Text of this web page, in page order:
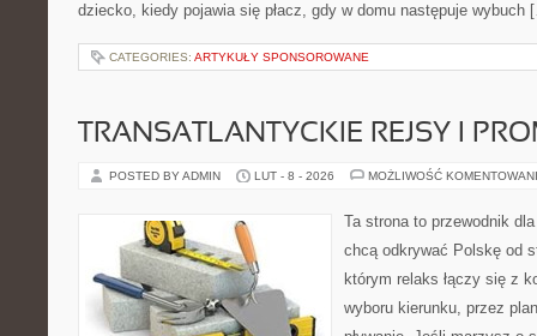
dziecko, kiedy pojawia się płacz, gdy w domu następuje wybuch
CATEGORIES: ARTYKUŁY SPONSOROWANE
TRANSATLANTYCKIE REJSY I
POSTED BY ADMIN LUT - 8 - 2026 MOŻLIWOŚĆ
Ta strona to przewodnik
chcą odkrywać Polskę od
którym relaks łączy się z
wyboru kierunku, przez